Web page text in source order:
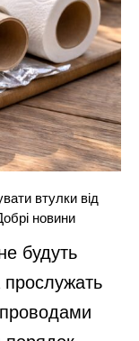
втулки від
новини
будуть
прослужать